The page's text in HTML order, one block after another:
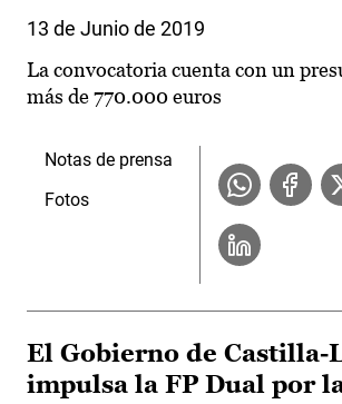
13 de Junio de 2019
La convocatoria cuenta con un
más de 770.000 euros
Notas de prensa
Fotos
El Gobierno de Castilla-
impulsa la FP Dual por